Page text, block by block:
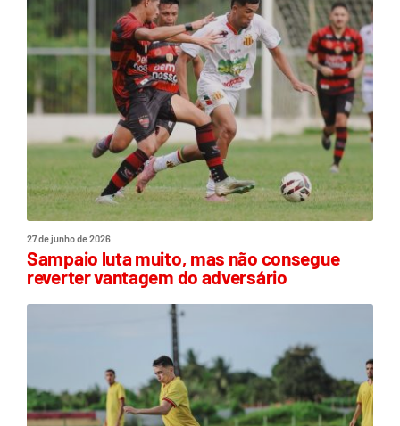
27 de junho de 2026
Sampaio luta muito, mas não consegue
reverter vantagem do adversário